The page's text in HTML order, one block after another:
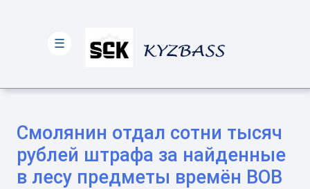
Смолянин отдал сотни тысяч
рублей штрафа за найденные
в лесу предметы времён ВОВ
☰